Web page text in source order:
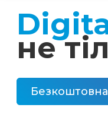
не
Безкоштовна